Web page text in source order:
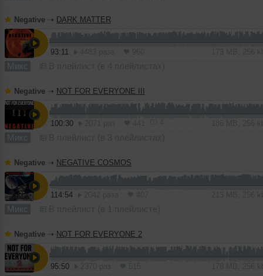
Negative ➝ DARK MATTER
93:11
Микс
Negative ➝ NOT FOR EVERYONE III
100:30
Микс
Negative ➝ NEGATIVE COSMOS
114:54
Микс
Negative ➝ NOT FOR EVERYONE 2
95:50